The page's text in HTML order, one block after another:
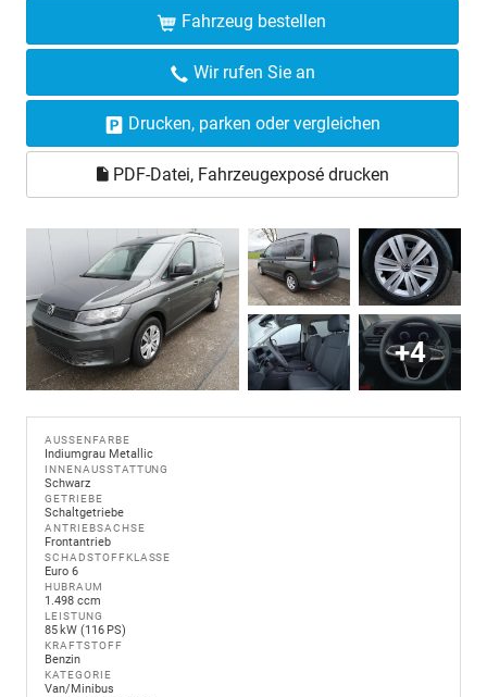
Fahrzeug bestellen
Wir rufen Sie an
Drucken, parken oder vergleichen
PDF-Datei, Fahrzeugexposé drucken
+4
AUSSENFARBE
Indiumgrau Metallic
INNENAUSSTATTUNG
Schwarz
GETRIEBE
Schaltgetriebe
ANTRIEBSACHSE
Frontantrieb
SCHADSTOFFKLASSE
Euro 6
HUBRAUM
1.498 ccm
LEISTUNG
85 kW (116 PS)
KRAFTSTOFF
Benzin
KATEGORIE
Van/Minibus